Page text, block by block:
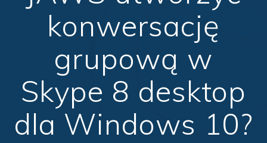
konwersację
grupową w
Skype 8 desktop
dla Windows 10?